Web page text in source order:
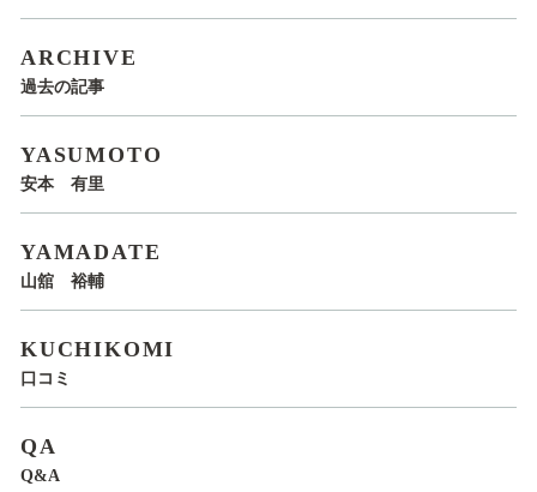
ARCHIVE
過去の記事
YASUMOTO
安本 有里
YAMADATE
山舘 裕輔
KUCHIKOMI
口コミ
QA
Q&A